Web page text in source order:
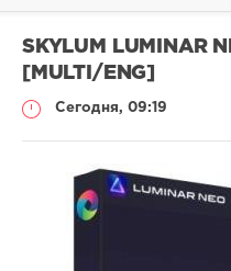
SKYLUM LUMINAR
[MULTI/ENG]
Сегодня, 09:19